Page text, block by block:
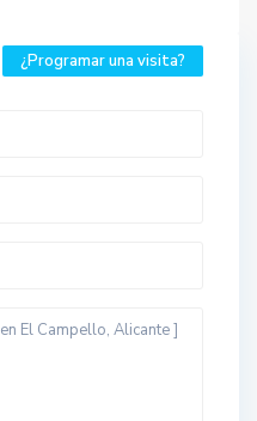
¿Programar una visita?